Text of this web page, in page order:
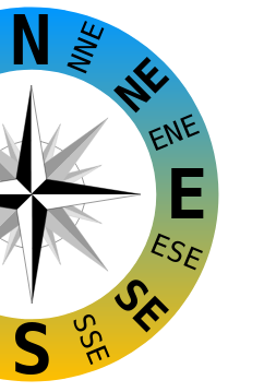
E
S
N
NE
SE
NNE
ENE
ESE
SSE